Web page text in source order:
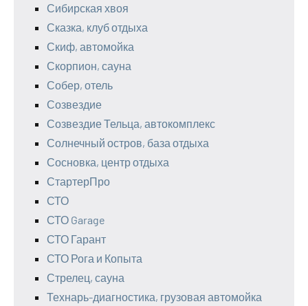
Сибирская хвоя
Сказка, клуб отдыха
Скиф, автомойка
Скорпион, сауна
Собер, отель
Созвездие
Созвездие Тельца, автокомплекс
Солнечный остров, база отдыха
Сосновка, центр отдыха
СтартерПро
СТО
СТО Garage
СТО Гарант
СТО Рога и Копыта
Стрелец, сауна
Технарь-диагностика, грузовая автомойка